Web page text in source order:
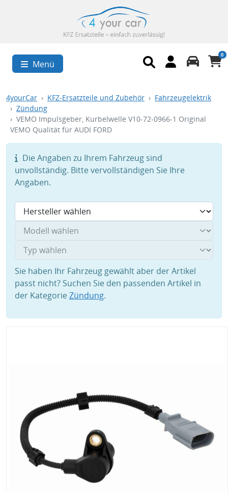
Menü
0
4yourCar KFZ-Ersatzteile und Zubehör
Fahrzeugelektrik
Zündung
VEMO Impulsgeber, Kurbelwelle V10-72-0966-1 Original
VEMO Qualität für AUDI FORD
Die Angaben zu Ihrem Fahrzeug sind
unvollständig. Bitte vervollständigen Sie Ihre
Angaben.
Sie haben Ihr Fahrzeug gewählt aber der Artikel
passt nicht? Suchen Sie den passenden Artikel in
der KategorieZündung.